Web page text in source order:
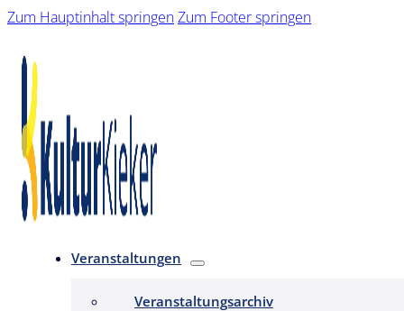
Zum Hauptinhalt springenZum Footer springen
Veranstaltungen
Veranstaltungsarchiv